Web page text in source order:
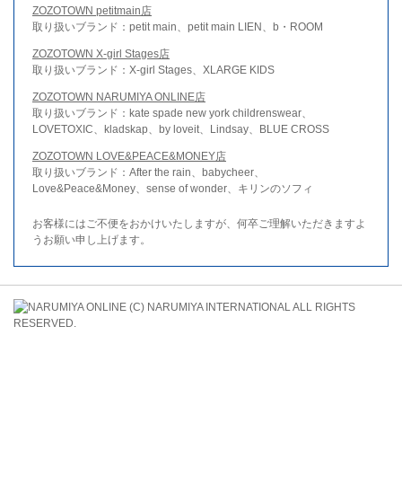
ZOZOTOWN petitmain店
取り扱いブランド：petit main、petit main LIEN、b・ROOM
ZOZOTOWN X-girl Stages店
取り扱いブランド：X-girl Stages、XLARGE KIDS
ZOZOTOWN NARUMIYA ONLINE店
取り扱いブランド：kate spade new york childrenswear、
LOVETOXIC、kladskap、by loveit、Lindsay、BLUE CROSS
ZOZOTOWN LOVE&PEACE&MONEY店
取り扱いブランド：After the rain、babycheer、
Love&Peace&Money、sense of wonder、キリンのソフィ
お客様にはご不便をおかけいたしますが、何卒ご理解いただきますよ
うお願い申し上げます。